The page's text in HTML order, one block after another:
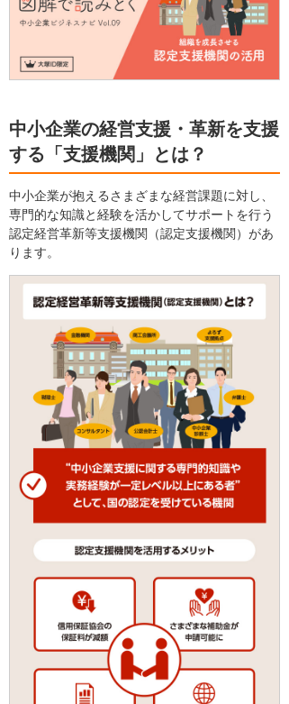
中小企業の経営支援・革新を支援
する「支援機関」とは？
中小企業が抱えるさまざまな経営課題に対し、
専門的な知識と経験を活かしてサポートを行う
認定経営革新等支援機関（認定支援機関）があ
ります。